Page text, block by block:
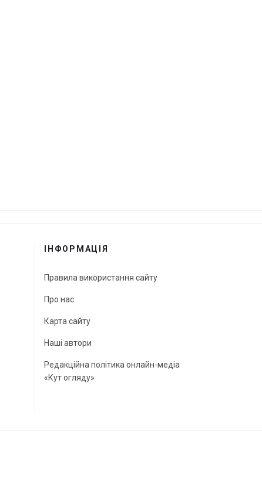
ІНФОРМАЦІЯ
Правила використання сайту
Про нас
Карта сайту
Наші автори
Редакційна політика онлайн-медіа
«Кут огляду»